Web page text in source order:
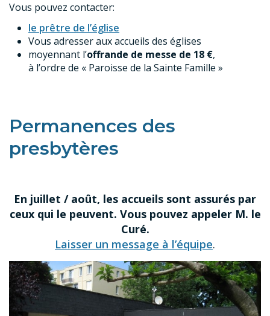
Vous pouvez contacter:
le prêtre de l’église
Vous adresser aux accueils des églises
moyennant l’offrande de messe de 18 €,
à l’ordre de « Paroisse de la Sainte Famille »
Permanences des
presbytères
En juillet / août, les accueils sont assurés par
ceux qui le peuvent. Vous pouvez appeler M. le
Curé.
Laisser un message à l’équipe.